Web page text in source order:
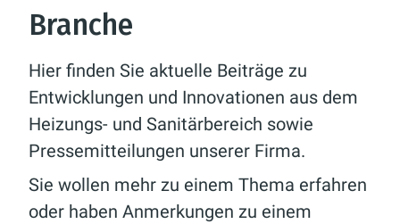
Branche
Hier finden Sie aktuelle Beiträge zu
Entwicklungen und Innovationen aus dem
Heizungs- und Sanitärbereich sowie
Pressemitteilungen unserer Firma.
Sie wollen mehr zu einem Thema erfahren
oder haben Anmerkungen zu einem